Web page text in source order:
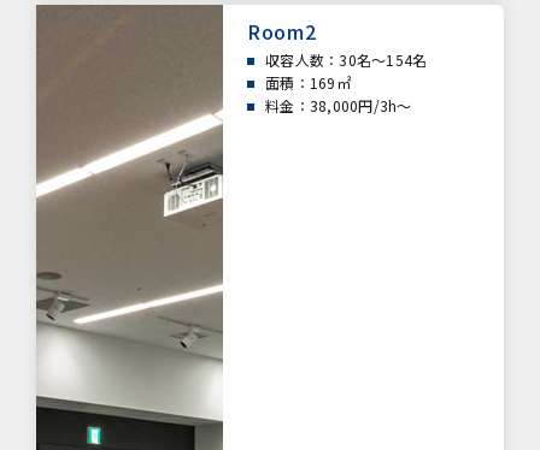
Room2
収容人数：30名～154名
面積：169㎡
料金：38,000円/3h～